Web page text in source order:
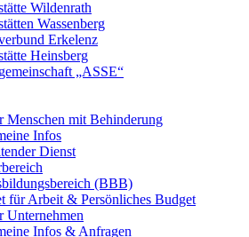
Wildenrath
Wassenberg
Erkelenz
Heinsberg
„ASSE“
Menschen mit Behinderung
Infos
Dienst
(BBB)
für Arbeit & Persönliches Budget
Unternehmen
Infos & Anfragen